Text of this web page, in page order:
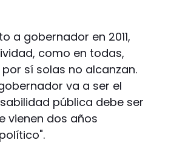
a gobernador en 2011,
como en todas,
sí solas no alcanzan.
va a ser el
pública debe ser
vienen dos años